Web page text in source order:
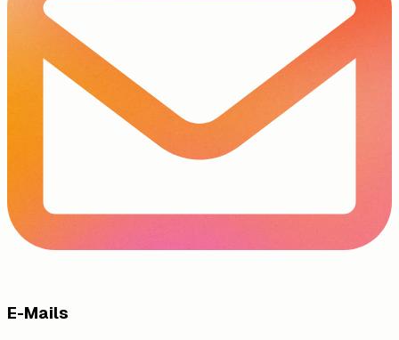
E-Mails